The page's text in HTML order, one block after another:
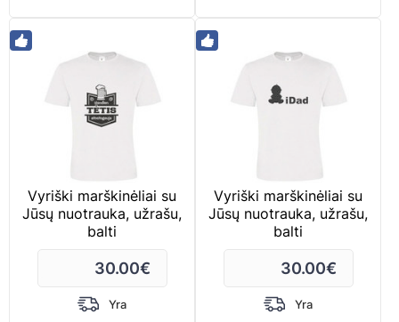
Vyriški marškinėliai su
Jūsų nuotrauka, užrašu,
balti
30.00€
Yra
Vyriški marškinėliai su
Jūsų nuotrauka, užrašu,
balti
30.00€
Yra